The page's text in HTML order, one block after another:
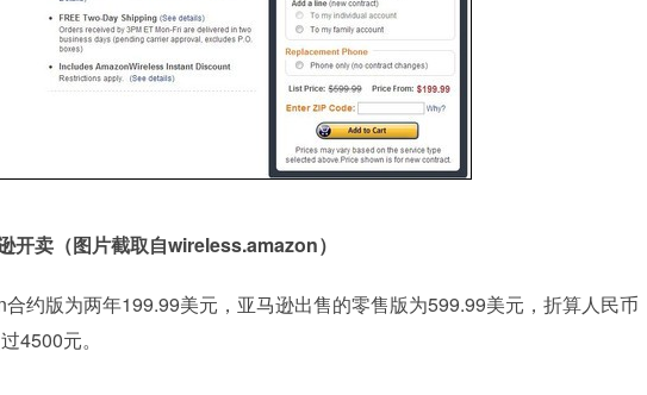
卖（图片截取自wireless.amazon）
约版为两年199.99美元，亚马逊出售的零售版为599.99美元，折算人民币
4500元。